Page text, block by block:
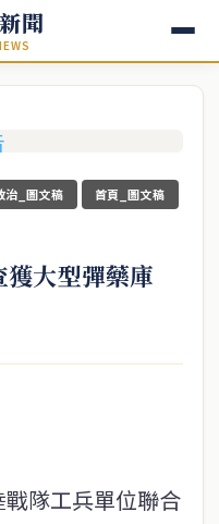
聞
治_圖文稿 首頁_圖文稿
大型彈藥庫
戰隊工兵單位聯合